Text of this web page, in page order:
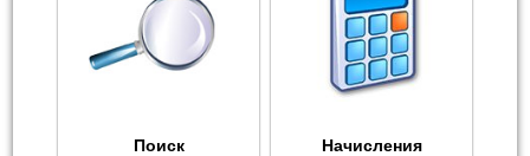
Поиск Начисления